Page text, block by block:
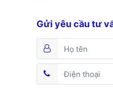
Gửi yêu cầu tư